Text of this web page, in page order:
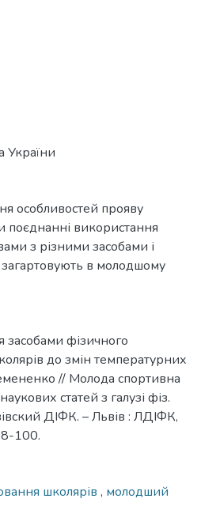
України
особливостей прояву
поєднанні використання
з різними засобами і
в молодшому
фізичного
до змін температурних
// Молода спортивна
статей з галузі фіз.
ДІФК. – Львів : ЛДІФК,
100.
школярів , молодший